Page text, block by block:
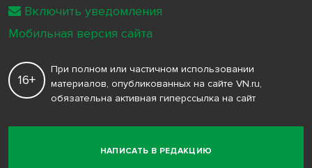
НАПИСАТЬ В РЕДАКЦИЮ
16+
При полном или частичном использовании
материалов, опубликованных на сайте VN.ru,
обязательна активная гиперссылка на сайт
Включить уведомления
Мобильная версия сайта